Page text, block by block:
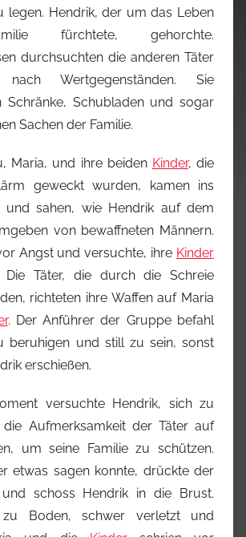
legen. Hendrik, der um das Leben
fürchtete, gehorchte.
durchsuchten die anderen Täter
nach Wertgegenständen. Sie
Schränke, Schubladen und sogar
Sachen der Familie.
Maria, und ihre beiden Kinder, die
geweckt wurden, kamen ins
und sahen, wie Hendrik auf dem
von bewaffneten Männern.
Angst und versuchte, ihre Kinder
Die Täter, die durch die Schreie
richteten ihre Waffen auf Maria
. Der Anführer der Gruppe befahl
beruhigen und still zu sein, sonst
erschießen.
versuchte Hendrik, sich zu
Aufmerksamkeit der Täter auf
um seine Familie zu schützen.
etwas sagen konnte, drückte der
schoss Hendrik in die Brust.
Boden, schwer verletzt und